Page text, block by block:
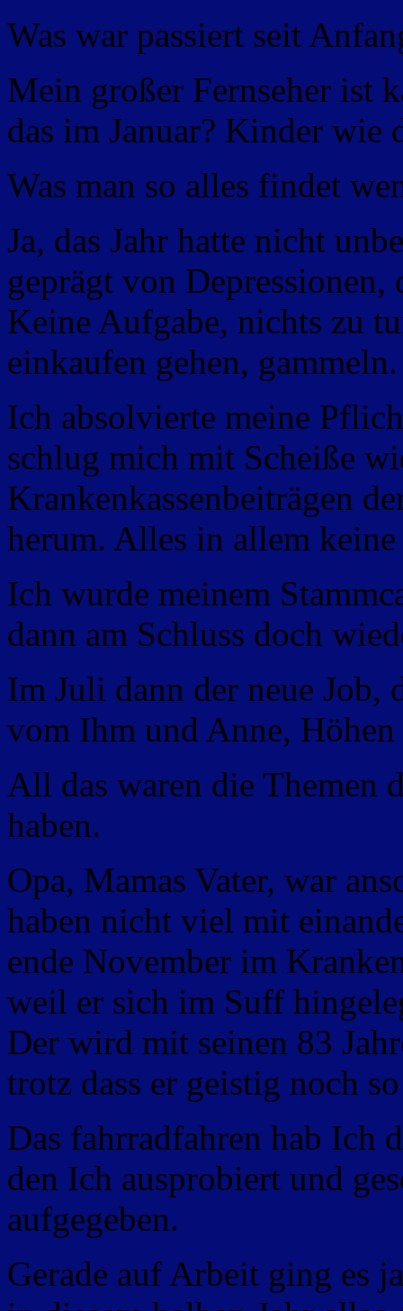
Was war passiert seit
Mein großer Fernseher ist
das im Januar? Kinder
Was man so alles findet
Ja, das Jahr hatte nicht
geprägt von Depressionen,
Keine Aufgabe, nichts zu
einkaufen gehen, gammeln.
Ich absolvierte meine
schlug mich mit Scheiße
Krankenkassenbeiträgen
herum. Alles in allem
Ich wurde meinem
dann am Schluss doch
Im Juli dann der neue Job,
vom Ihm und Anne,
All das waren die Themen
haben.
Opa, Mamas Vater, war
haben nicht viel mit
ende November im
weil er sich im Suff
Der wird mit seinen 83
trotz dass er geistig noch
Das fahrradfahren hab Ich
den Ich ausprobiert und
aufgegeben.
Gerade auf Arbeit ging es